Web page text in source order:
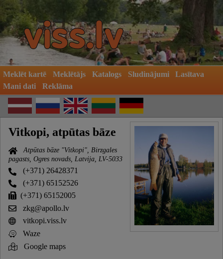
Meklēt kartē Meklētājs Katalogs Sludinājumi
Lasītava
Mani dati
Reklāma
Vitkopi, atpūtas bāze
Atpūtas bāze "Vitkopi", Birzgales
pagasts, Ogres novads, Latvija, LV-5033
(+371) 26428371
(+371) 65152526
(+371) 65152005
zkg@apollo.lv
vitkopi.viss.lv
Waze
Google maps